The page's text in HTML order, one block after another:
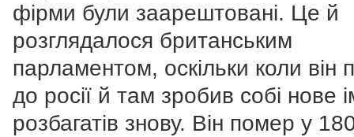
фірми були заарештовані. Це й
розглядалося британським
парламентом, оскільки коли він
до росії й там зробив собі нове
розбагатів знову. Він помер у